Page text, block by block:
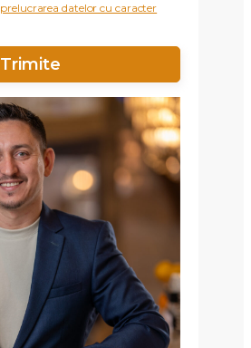
prelucrarea datelor cu caracter